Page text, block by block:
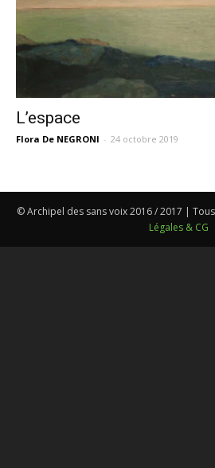
voix
L’espace
Flora De NEGRONI - 24 octobre 2019
© Archipel des sans voix 2016 / 2017 |
Légales & CG